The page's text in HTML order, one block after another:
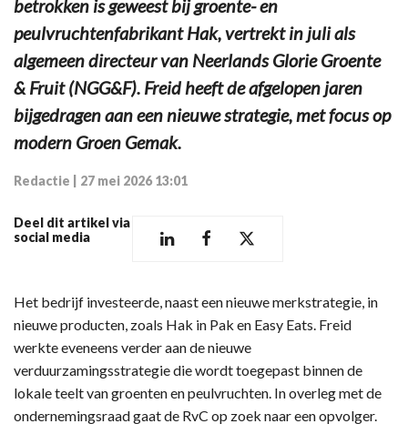
betrokken is geweest bij groente- en
peulvruchtenfabrikant Hak, vertrekt in juli als
algemeen directeur van Neerlands Glorie Groente
& Fruit (NGG&F). Freid heeft de afgelopen jaren
bijgedragen aan een nieuwe strategie, met focus op
modern Groen Gemak.
Redactie 27 mei 2026 13:01
Deel dit artikel via
social media
Het bedrijf investeerde, naast een nieuwe merkstrategie, in
nieuwe producten, zoals Hak in Pak en Easy Eats. Freid
werkte eveneens verder aan de nieuwe
verduurzamingsstrategie die wordt toegepast binnen de
lokale teelt van groenten en peulvruchten. In overleg met de
ondernemingsraad gaat de RvC op zoek naar een opvolger.